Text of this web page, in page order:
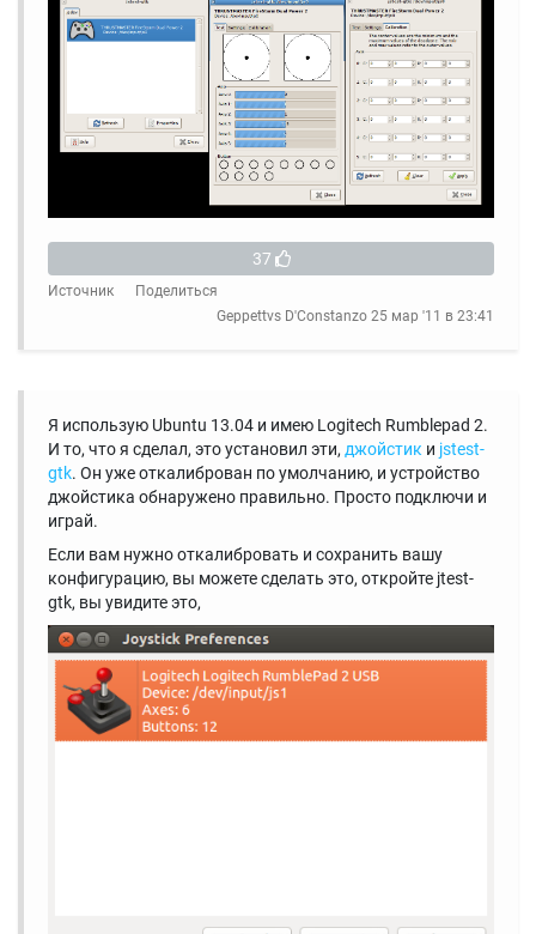
37
Источник
Поделиться
Geppettvs D'Constanzo 25 мар '11 в 23:41
Я использую Ubuntu 13.04 и имею Logitech Rumblepad 2.
И то, что я сделал, это установил эти, джойстик и jstest-
gtk. Он уже откалиброван по умолчанию, и устройство
джойстика обнаружено правильно. Просто подключи и
играй.
Если вам нужно откалибровать и сохранить вашу
конфигурацию, вы можете сделать это, откройте jtest-
gtk, вы увидите это,